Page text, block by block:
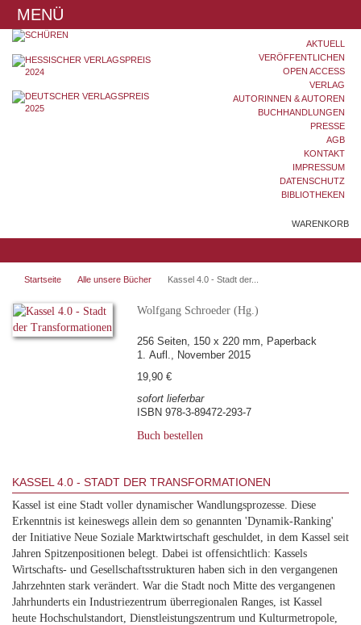
MENÜ
AKTUELL
VERÖFFENTLICHEN
OPEN ACCESS
VERLAG
AUTORINNEN & AUTOREN
BUCHHANDLUNGEN
PRESSE
AGB
KONTAKT
IMPRESSUM
DATENSCHUTZ
BIBLIOTHEKEN
WARENKORB
Startseite Alle unsere Bücher Kassel 4.0 - Stadt der...
Wolfgang Schroeder (Hg.)
256 Seiten, 150 x 220 mm, Paperback
1. Aufl., November 2015
19,90 €
sofort lieferbar
ISBN 978-3-89472-293-7
Buch bestellen
KASSEL 4.0 - STADT DER TRANSFORMATIONEN
Kassel ist eine Stadt voller dynamischer Wandlungsprozesse. Diese
Erkenntnis ist keineswegs allein dem so genannten 'Dynamik-Ranking'
der Initiative Neue Soziale Marktwirtschaft geschuldet, in dem Kassel seit
Jahren Spitzenpositionen belegt. Dabei ist offensichtlich: Kassels
Wirtschafts- und Gesellschaftsstrukturen haben sich in den vergangenen
Jahrzehnten stark verändert. War die Stadt noch Mitte des vergangenen
Jahrhunderts ein Industriezentrum überregionalen Ranges, ist Kassel
heute Hochschulstandort, Dienstleistungszentrum und Kulturmetropole,